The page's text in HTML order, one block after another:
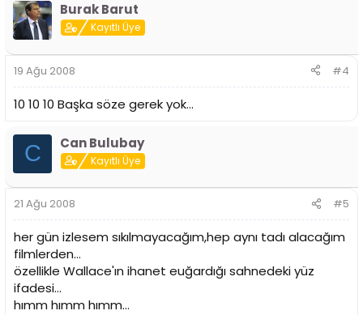
Burak Barut
Kayıtlı Üye
19 Ağu 2008 #4
10 10 10 Başka söze gerek yok...
C Can Bulubay
Kayıtlı Üye
21 Ağu 2008 #5
her gün izlesem sıkılmayacağım,hep aynı tadı alacağım
filmlerden...
özellikle Wallace'ın ihanet euğardığı sahnedeki yüz
ifadesi...
hımm hımm hımm...